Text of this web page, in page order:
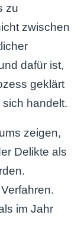
zu
zwischen
dafür ist,
geklärt
handelt.
zeigen,
Delikte als
im Jahr